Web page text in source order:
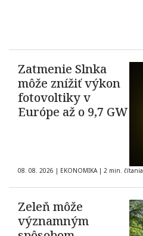
Zatmenie Slnka
môže znížiť výkon
fotovoltiky v
Európe až o 9,7 GW
08. 08. 2026 | EKONOMIKA | 2 min. čítania
Zeleň môže
významným